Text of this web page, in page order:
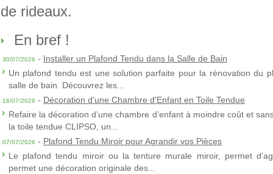
de rideaux.
En bref !
30/07/2026 - Installer un Plafond Tendu dans la Salle de Bain
Un plafond tendu est une solution parfaite pour la rénovation du
salle de bain. Découvrez les...
16/07/2026 - Décoration d'une Chambre d'Enfant en Toile Tendue
Refaire la décoration d’une chambre d’enfant à moindre coût et
la toile tendue CLIPSO, un...
07/07/2026 - Plafond Tendu Miroir pour Agrandir vos Pièces
Le plafond tendu miroir ou la tenture murale miroir, permet
permet une décoration originale des...